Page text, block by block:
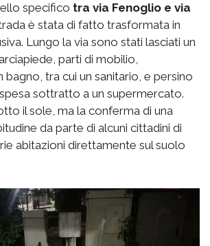
specifico tra via Fenoglio e via
è stata di fatto trasformata in
Lungo la via sono stati lasciati un
parti di mobilio,
bagno, tra cui un sanitario, e persino
sottratto a un supermercato.
il sole, ma la conferma di una
da parte di alcuni cittadini di
abitazioni direttamente sul suolo